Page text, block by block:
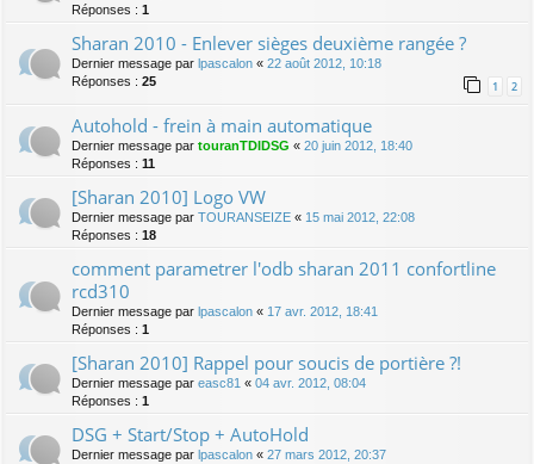
Réponses : 1
Sharan 2010 - Enlever sièges deuxième rangée ?
Dernier message par lpascalon « 22 août 2012, 10:18
Réponses : 25 1 2
Autohold - frein à main automatique
Dernier message par touranTDIDSG « 20 juin 2012, 18:40
Réponses : 11
[Sharan 2010] Logo VW
Dernier message par TOURANSEIZE « 15 mai 2012, 22:08
Réponses : 18
comment parametrer l'odb sharan 2011 confortline
rcd310
Dernier message par lpascalon « 17 avr. 2012, 18:41
Réponses : 1
[Sharan 2010] Rappel pour soucis de portière ?!
Dernier message par easc81 « 04 avr. 2012, 08:04
Réponses : 1
DSG + Start/Stop + AutoHold
Dernier message par lpascalon « 27 mars 2012, 20:37